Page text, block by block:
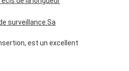
surveillance.Sa
est un excellent